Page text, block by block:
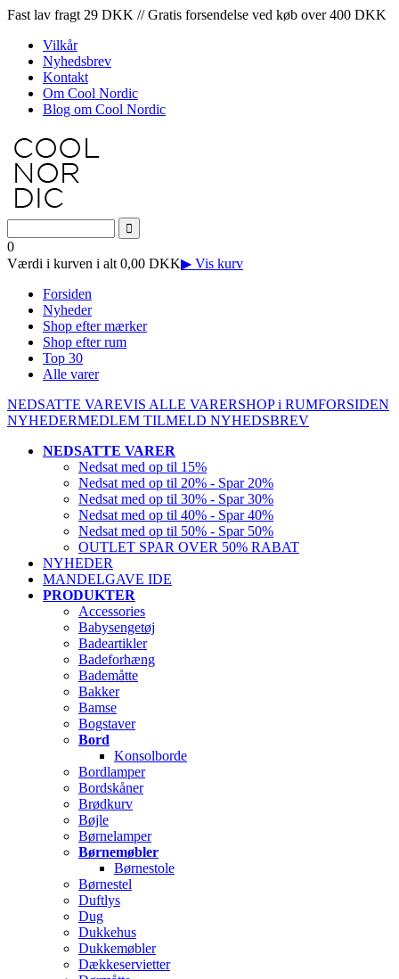
Fast lav fragt 29 DKK // Gratis forsendelse ved køb over 400 DKK
Vilkår
Nyhedsbrev
Kontakt
Om Cool Nordic
Blog om Cool Nordic
0
Værdi i kurven i alt 0,00 DKK▶ Vis kurv
Forsiden
Nyheder
Shop efter mærker
Shop efter rum
Top 30
Alle varer
NEDSATTE VAREVIS ALLE VARERSHOP i RUMFORSIDEN
NYHEDERMEDLEM TILMELD NYHEDSBREV
NEDSATTE VARER
Nedsat med op til 15%
Nedsat med op til 20% - Spar 20%
Nedsat med op til 30% - Spar 30%
Nedsat med op til 40% - Spar 40%
Nedsat med op til 50% - Spar 50%
OUTLET SPAR OVER 50% RABAT
NYHEDER
MANDELGAVE IDE
PRODUKTER
Accessories
Babysengetøj
Badeartikler
Badeforhæng
Bademåtte
Bakker
Bamse
Bogstaver
Bord
Konsolborde
Bordlamper
Bordskåner
Brødkurv
Bøjle
Børnelamper
Børnemøbler
Børnestole
Børnestel
Duftlys
Dug
Dukkehus
Dukkemøbler
Dækkeservietter